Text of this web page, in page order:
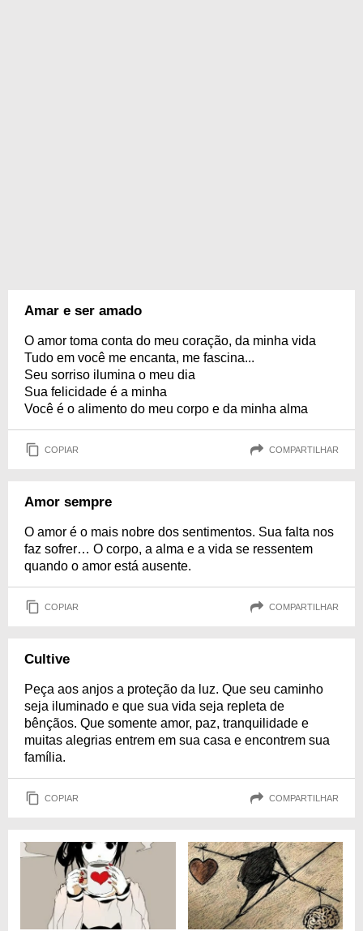
Amar e ser amado
O amor toma conta do meu coração, da minha vida
Tudo em você me encanta, me fascina...
Seu sorriso ilumina o meu dia
Sua felicidade é a minha
Você é o alimento do meu corpo e da minha alma
COPIAR COMPARTILHAR
Amor sempre
O amor é o mais nobre dos sentimentos. Sua falta nos
faz sofrer… O corpo, a alma e a vida se ressentem
quando o amor está ausente.
COPIAR COMPARTILHAR
Cultive
Peça aos anjos a proteção da luz. Que seu caminho
seja iluminado e que sua vida seja repleta de
bênçãos. Que somente amor, paz, tranquilidade e
muitas alegrias entrem em sua casa e encontrem sua
família.
COPIAR COMPARTILHAR